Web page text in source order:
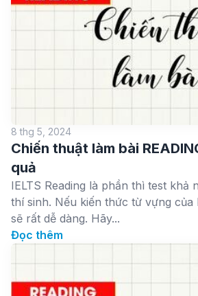
8 thg 5, 2024
Chiến thuật làm bài
quả
IELTS Reading là phần thì test khả
thí sinh. Nếu kiến thức từ vựng của
sẽ rất dễ dàng. Hãy...
Đọc thêm